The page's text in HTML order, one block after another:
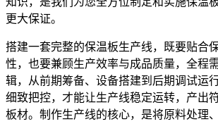
更大保证。
搭建一套完整的保温板生产线，既要贴合
性，也要兼顾生产效率与成品质量，全程
辑，从前期筹备、设备搭建到后期调试运
细致把控，才能让生产线稳定运转，产出
板材。制作生产线的核心，是将原料处理